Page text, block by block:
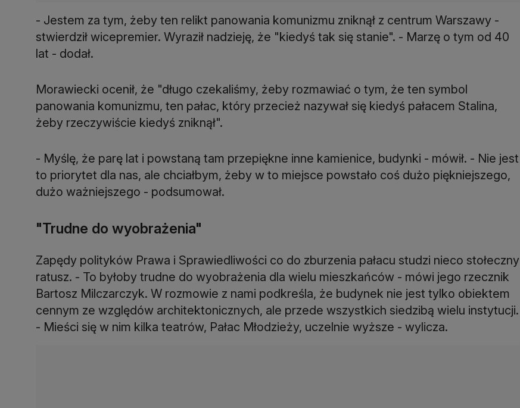
- Jestem za tym, żeby ten relikt panowania komunizmu zniknął z centrum Warszawy -
stwierdził wicepremier. Wyraził nadzieję, że "kiedyś tak się stanie". - Marzę o tym od 40
lat - dodał.
Morawiecki ocenił, że "długo czekaliśmy, żeby rozmawiać o tym, że ten symbol
panowania komunizmu, ten pałac, który przecież nazywał się kiedyś pałacem Stalina,
żeby rzeczywiście kiedyś zniknął".
- Myślę, że parę lat i powstaną tam przepiękne inne kamienice, budynki - mówił. - Nie jest
to priorytet dla nas, ale chciałbym, żeby w to miejsce powstało coś dużo piękniejszego,
dużo ważniejszego - podsumował.
"Trudne do wyobrażenia"
Zapędy polityków Prawa i Sprawiedliwości co do zburzenia pałacu studzi nieco stołeczny
ratusz. - To byłoby trudne do wyobrażenia dla wielu mieszkańców - mówi jego rzecznik
Bartosz Milczarczyk. W rozmowie z nami podkreśla, że budynek nie jest tylko obiektem
cennym ze względów architektonicznych, ale przede wszystkich siedzibą wielu instytucji.
- Mieści się w nim kilka teatrów, Pałac Młodzieży, uczelnie wyższe - wylicza.